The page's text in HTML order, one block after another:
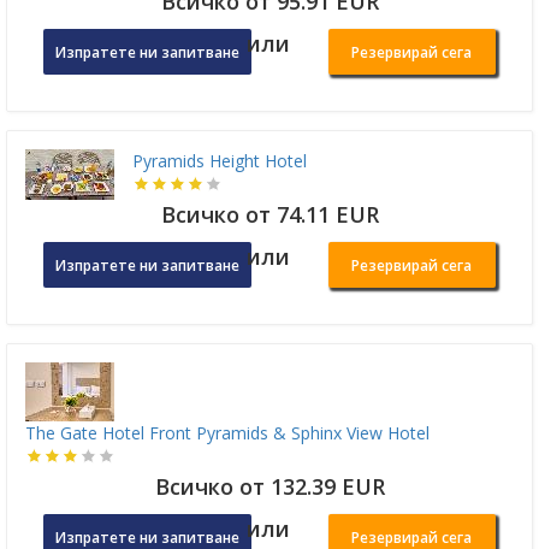
Изпратете ни запитване или Резервирай сега
Pyramids Height Hotel
Всичко от 74.11 EUR
Изпратете ни запитване или Резервирай сега
The Gate Hotel Front Pyramids & Sphinx View Hotel
Всичко от 132.39 EUR
Изпратете ни запитване или Резервирай сега